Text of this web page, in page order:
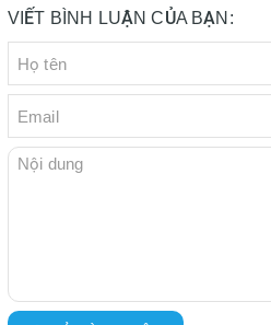
VIẾT BÌNH LUẬN CỦA BẠN: